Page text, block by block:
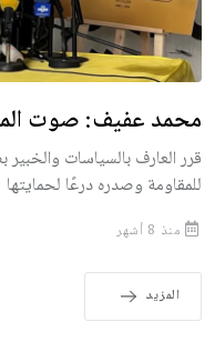
محمد عفيف: صوت
قرر العارف بالسياسات
للمقاومة وصدره درعًا لحمايتها
منذ 8 أشهر
المزيد